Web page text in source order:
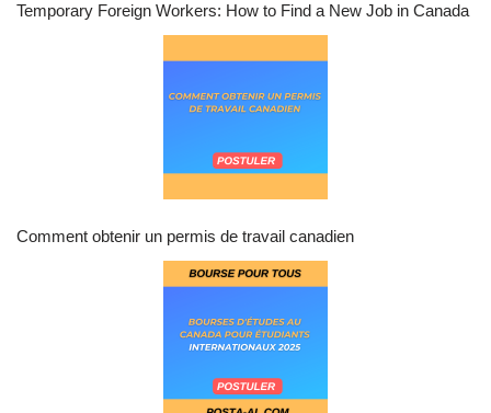
Temporary Foreign Workers: How to Find a New Job in Canada
Comment obtenir un permis de travail canadien